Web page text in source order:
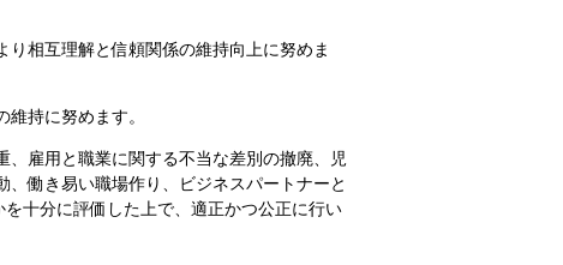
相互理解と信頼関係の維持向上に努めま
持に努めます。
雇用と職業に関する不当な差別の撤廃、児
働き易い職場作り、ビジネスパートナーと
十分に評価した上で、適正かつ公正に行い